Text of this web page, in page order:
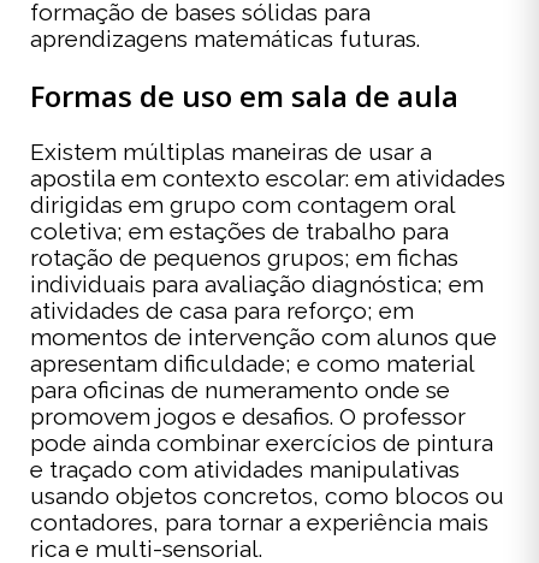
formação de bases sólidas para
aprendizagens matemáticas futuras.
Formas de uso em sala de aula
Existem múltiplas maneiras de usar a
apostila em contexto escolar: em atividades
dirigidas em grupo com contagem oral
coletiva; em estações de trabalho para
rotação de pequenos grupos; em fichas
individuais para avaliação diagnóstica; em
atividades de casa para reforço; em
momentos de intervenção com alunos que
apresentam dificuldade; e como material
para oficinas de numeramento onde se
promovem jogos e desafios. O professor
pode ainda combinar exercícios de pintura
e traçado com atividades manipulativas
usando objetos concretos, como blocos ou
contadores, para tornar a experiência mais
rica e multi-sensorial.